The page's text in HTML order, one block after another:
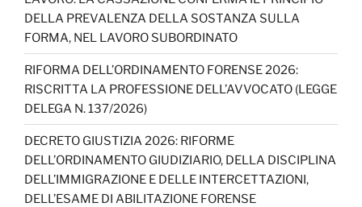
k
C
h
a
n
n
el
DELLA PREVALENZA DELLA SOSTANZA SULLA
FORMA, NEL LAVORO SUBORDINATO
RIFORMA DELL’ORDINAMENTO FORENSE 2026:
RISCRITTA LA PROFESSIONE DELL’AVVOCATO (LEGGE
DELEGA N. 137/2026)
DECRETO GIUSTIZIA 2026: RIFORME
DELL’ORDINAMENTO GIUDIZIARIO, DELLA DISCIPLINA
DELL’IMMIGRAZIONE E DELLE INTERCETTAZIONI,
DELL’ESAME DI ABILITAZIONE FORENSE